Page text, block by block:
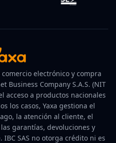
electrónico y compra
Business Company S.A.S. (NIT
acceso a productos nacionales
los casos, Yaxa gestiona el
la atención al cliente, el
garantías, devoluciones y
SAS no otorga crédito ni es